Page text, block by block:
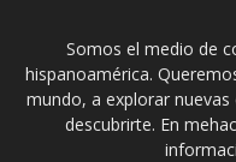
Somos el medio de
hispanoamérica.
mundo, a explorar
descubrirte. En